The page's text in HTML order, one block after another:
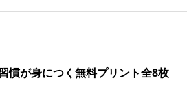
慣が身につく無料プリント全8枚